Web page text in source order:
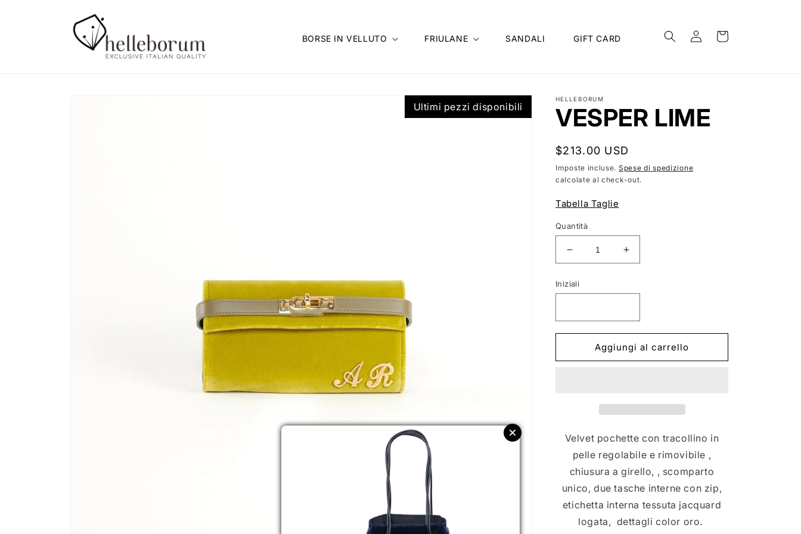
BORSE IN VELLUTO FRIULANE SANDALI GIFT CARD Accedi Carrello
Ultimi pezzi disponibili
HELLEBORUM
VESPER LIME
Prezzo
di
listino
$213.00 USD
Imposte incluse. Spese di spedizione
calcolate al check-out.
Tabella Taglie
Quantità
Diminuisci
quantità
per
VESPER
Aumenta
quantità
VESPER
Iniziali
Aggiungi al carrello
Velvet pochette con tracollino in
pelle regolabile e rimovibile ,
chiusura a girello, , scomparto
unico, due tasche interne con zip,
etichetta interna tessuta jacquard
logata, dettagli color oro.